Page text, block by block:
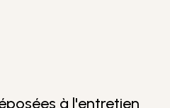
à l'entretien